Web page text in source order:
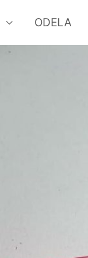
ODELA